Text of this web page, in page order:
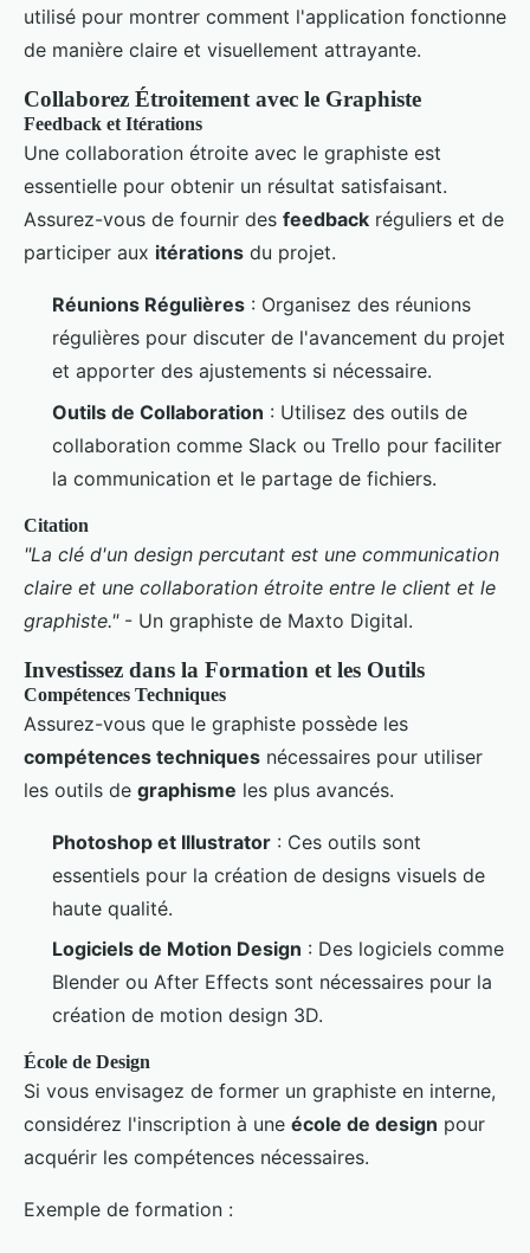
utilisé pour montrer comment l'application fonctionne
de manière claire et visuellement attrayante.
Collaborez Étroitement avec le Graphiste
Feedback et Itérations
Une collaboration étroite avec le graphiste est
essentielle pour obtenir un résultat satisfaisant.
Assurez-vous de fournir des feedback réguliers et de
participer aux itérations du projet.
Réunions Régulières : Organisez des réunions
régulières pour discuter de l'avancement du projet
et apporter des ajustements si nécessaire.
Outils de Collaboration : Utilisez des outils de
collaboration comme Slack ou Trello pour faciliter
la communication et le partage de fichiers.
Citation
"La clé d'un design percutant est une communication
claire et une collaboration étroite entre le client et le
graphiste."- Un graphiste de Maxto Digital.
Investissez dans la Formation et les Outils
Compétences Techniques
Assurez-vous que le graphiste possède les
compétences techniques nécessaires pour utiliser
les outils de graphisme les plus avancés.
Photoshop et Illustrator : Ces outils sont
essentiels pour la création de designs visuels de
haute qualité.
Logiciels de Motion Design : Des logiciels comme
Blender ou After Effects sont nécessaires pour la
création de motion design 3D.
École de Design
Si vous envisagez de former un graphiste en interne,
considérez l'inscription à une école de design pour
acquérir les compétences nécessaires.
Exemple de formation :